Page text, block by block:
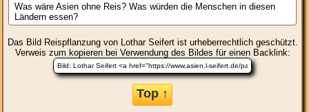
Was wäre Asien ohne Reis? Was würden die Menschen in diesen
Ländern essen?
Das Bild Reispflanzungvon Lothar Seifert ist urheberrechtlich geschützt.
Verweis zum kopieren bei Verwendung des Bildes für einen Backlink:
Top ↑